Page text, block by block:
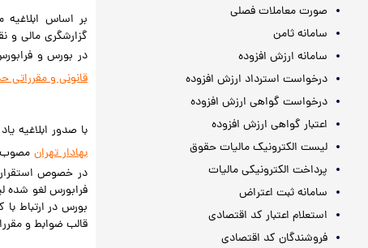
صورت معاملات فصلی
سامانه ثامن
سامانه ارزش افزوده
درخواست استرداد ارزش افزوده
درخواست گواهی ارزش افزوده
اعتبار گواهی ارزش افزوده
لیست الکترونیک مالیات حقوق
پرداخت الکترونیکی مالیات
سامانه ثبت اعتراض
استعلام اعتبار کد اقتصادی
فروشندگان کد اقتصادی
بر اساس
گزارشگری مالی و
در بورس و
قانونی و مقرراتی
با صدور ابلاغیه
بهادار تهران
در خصوص
فرابورس لغو شده
بورس در ارتباط
قالب ضوابط و